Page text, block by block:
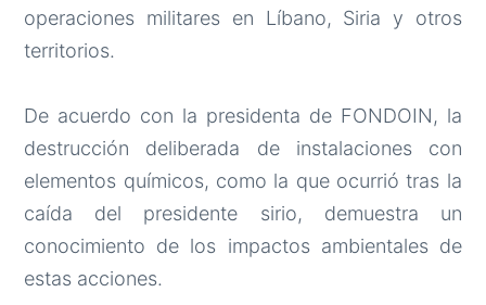
operaciones militares en Líbano, Siria y otros
territorios.
De acuerdo con la presidenta de FONDOIN, la
destrucción deliberada de instalaciones con
elementos químicos, como la que ocurrió tras la
caída del presidente sirio, demuestra un
conocimiento de los impactos ambientales de
estas acciones.